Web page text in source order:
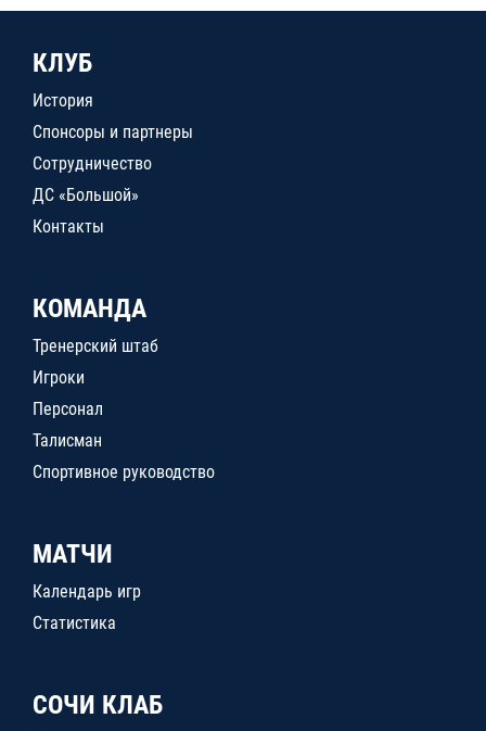
КЛУБ
История
Спонсоры и партнеры
Сотрудничество
ДС «Большой»
Контакты
КОМАНДА
Тренерский штаб
Игроки
Персонал
Талисман
Спортивное руководство
МАТЧИ
Календарь игр
Статистика
СОЧИ КЛАБ